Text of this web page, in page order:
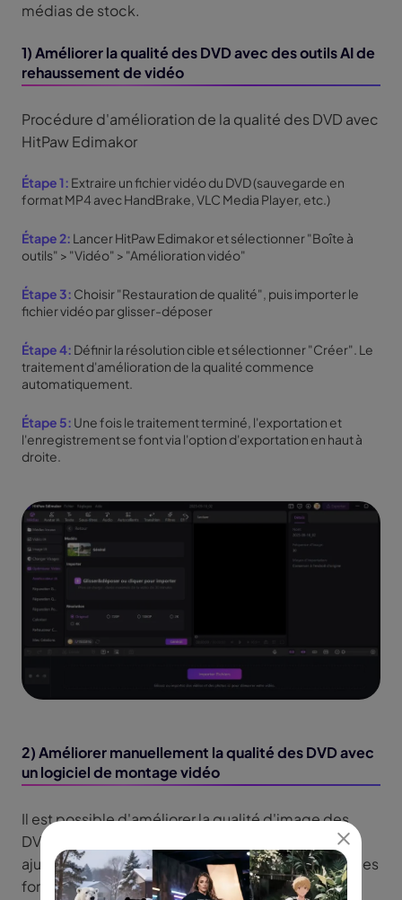
médias de stock.
1) Améliorer la qualité des DVD avec des outils AI de
rehaussement de vidéo
Procédure d'amélioration de la qualité des DVD avec
HitPaw Edimakor
Étape 1: Extraire un fichier vidéo du DVD (sauvegarde en
format MP4 avec HandBrake, VLC Media Player, etc.)
Étape 2: Lancer HitPaw Edimakor et sélectionner "Boîte à
outils" > "Vidéo" > "Amélioration vidéo"
Étape 3: Choisir "Restauration de qualité", puis importer le
fichier vidéo par glisser-déposer
Étape 4: Définir la résolution cible et sélectionner "Créer". Le
traitement d'amélioration de la qualité commence
automatiquement.
Étape 5: Une fois le traitement terminé, l'exportation et
l'enregistrement se font via l'option d'exportation en haut à
droite.
2) Améliorer manuellement la qualité des DVD avec
un logiciel de montage vidéo
Il est possible d'améliorer la qualité d'image des
DVD sans dépendre de l'AI, en effectuant des
ajustements manuels. HitPaw Edimakor propose des
fonctions d'ajustement détaillées telles que la